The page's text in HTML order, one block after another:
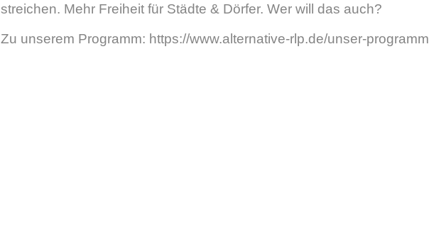
streichen. Mehr Freiheit für Städte & Dörfer. Wer will das auch?
Zu unserem Programm: https://www.alternative-rlp.de/unser-programm